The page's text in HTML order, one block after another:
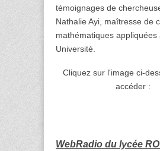
témoignages de
Nathalie Ayi, maîtresse de
mathématiques appliquées
Université.
Cliquez sur l'image ci-
accéder :
WebRadio du lycée